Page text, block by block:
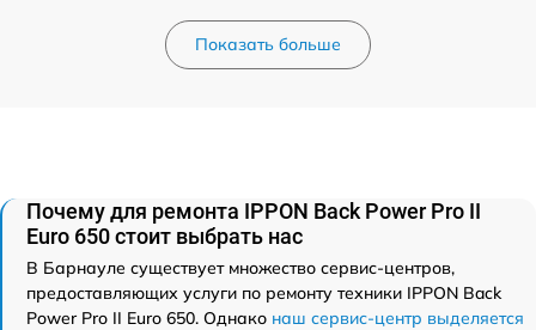
Показать больше
Почему для ремонта IPPON Back Power Pro II
Euro 650 стоит выбрать нас
В Барнауле существует множество сервис-центров,
предоставляющих услуги по ремонту техники IPPON Back
Power Pro II Euro 650. Однако наш сервис-центр выделяется